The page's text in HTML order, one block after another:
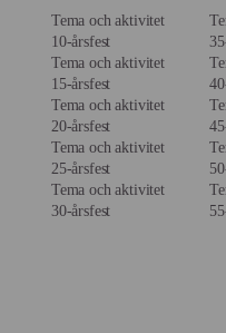
Tema och aktivitet
10-årsfest
Tema och aktivitet
15-årsfest
Tema och aktivitet
20-årsfest
Tema och aktivitet
25-årsfest
Tema och aktivitet
30-årsfest